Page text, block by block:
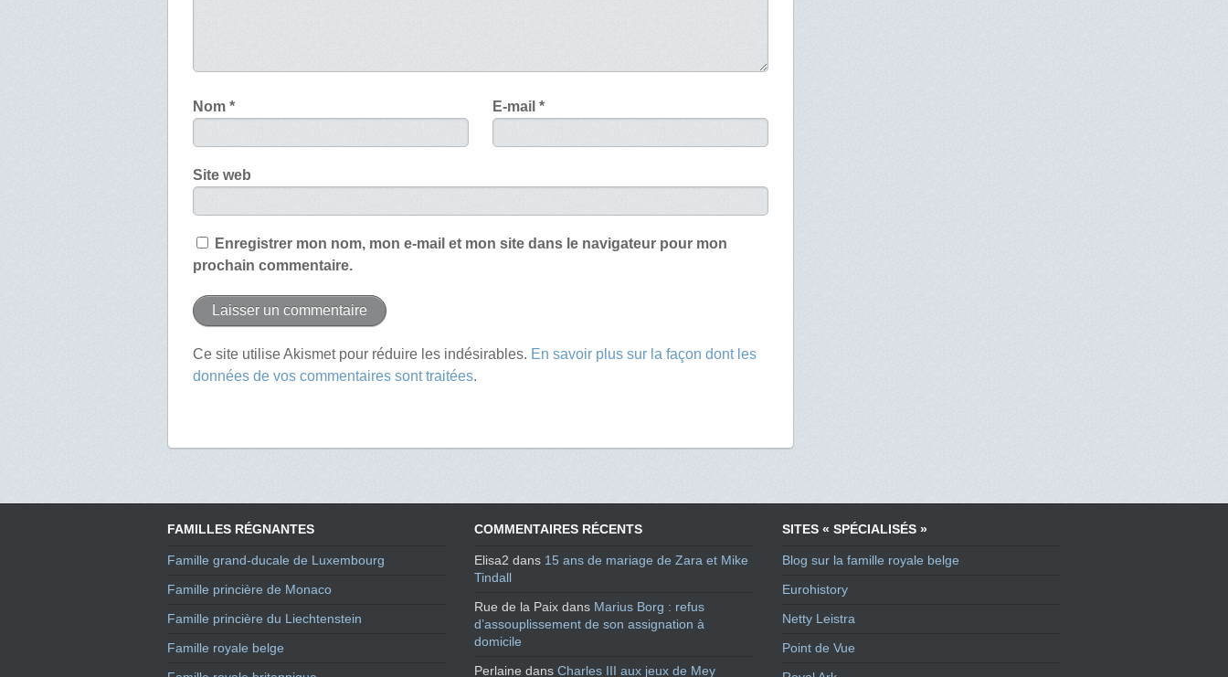
Nom* E-mail *
Site web
Enregistrer mon nom, mon e-mail et mon site dans le navigateur pour mon
prochain commentaire.
Ce site utilise Akismet pour réduire les indésirables. En savoir plus sur la façon dont les
données de vos commentaires sont traitées.
FAMILLES RÉGNANTES
Famille grand-ducale de Luxembourg
Famille princière de Monaco
Famille princière du Liechtenstein
Famille royale belge
COMMENTAIRES RÉCENTS
Elisa2 dans 15 ans de mariage de Zara et Mike
Tindall
Rue de la Paix dans Marius Borg : refus
d’assouplissement de son assignation à
domicile
Perlaine dansCharles III aux jeux de Mey
SITES « SPÉCIALISÉS »
Blog sur la famille royale belge
Eurohistory
Netty Leistra
Point de Vue